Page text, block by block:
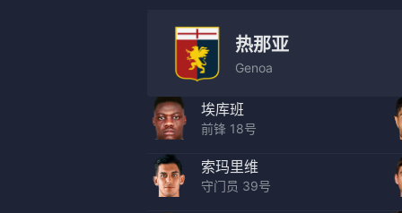
热那亚
Genoa
埃库班
前锋 18号
索玛里维
守门员 39号